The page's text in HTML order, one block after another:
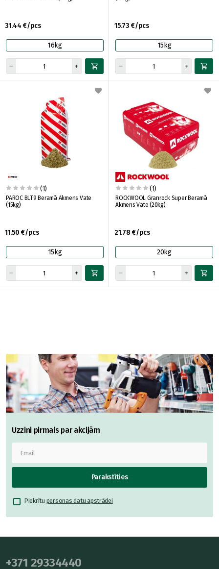
31.44 €/pcs
16kg
15.73 €/pcs
15kg
(1)
PAROC BLT9 Beramā Akmens Vate
(15kg)
11.50 €/pcs
15kg
(1)
ROCKWOOL Granrock Super Beramā
Akmens Vate (20kg)
21.78 €/pcs
20kg
Uzzini pirmais par akcijām
Parakstīties
Piekrītu personas datu apstrādei
+371 29334440